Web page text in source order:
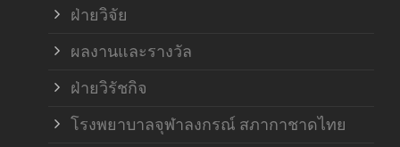
ฝ่ายวิจัย
ผลงานและรางวัล
ฝ่ายวิรัชกิจ
โรงพยาบาลจุฬาลงกรณ์ สภากาชาดไทย